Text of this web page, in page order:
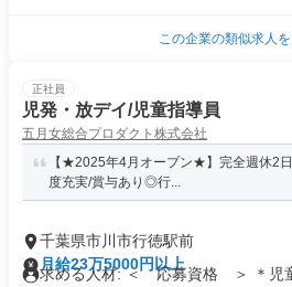
この企業の類似求人
正社員
児発・放デイ/児童指導員
五月女総合プロダクト株式会社
【★2025年4月オープン★】完全週休2
度充実/賞与あり◎行...
千葉県市川市行徳駅前
月給23万5000円以上
求める人材: ＜ 応募資格 ＞ ＊児